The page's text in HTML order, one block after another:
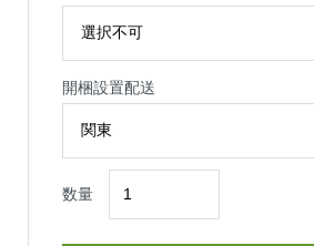
開梱設置配送
数量